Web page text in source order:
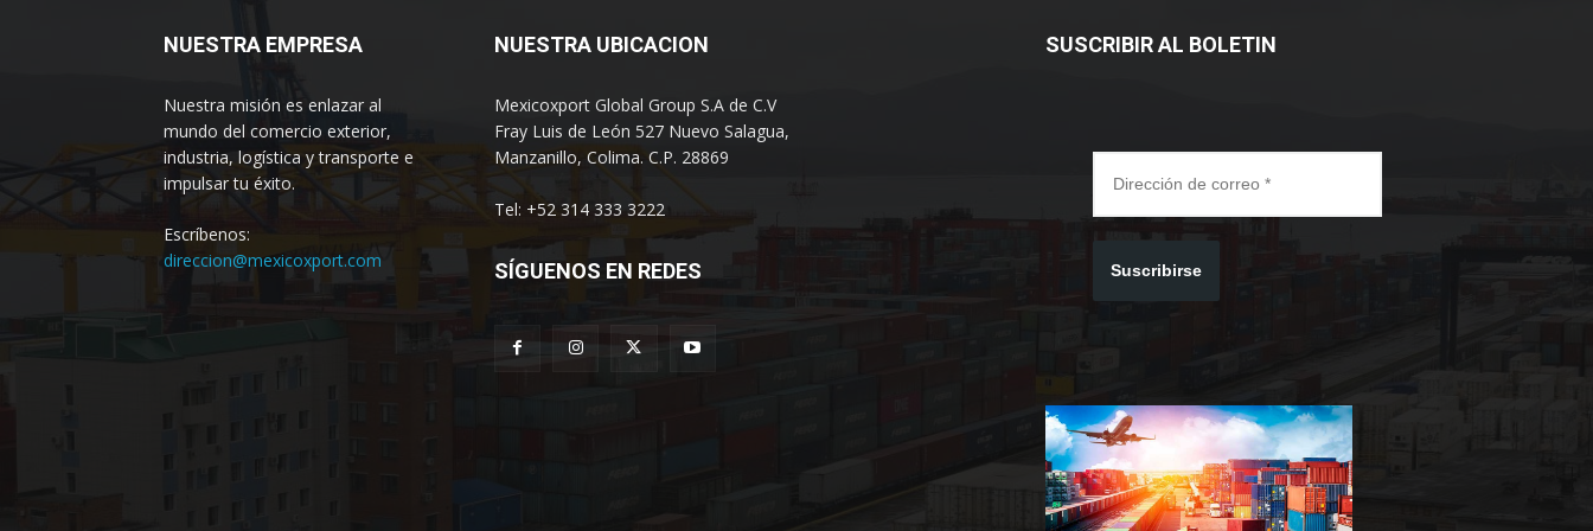
NUESTRA EMPRESA
Nuestra misión es enlazar al
mundo del comercio exterior,
industria, logística y transporte e
impulsar tu éxito.
Escríbenos:
direccion@mexicoxport.com
NUESTRA UBICACION
Mexicoxport Global Group S.A de C.V
Fray Luis de León 527 Nuevo Salagua,
Manzanillo, Colima. C.P. 28869
Tel: +52 314 333 3222
SÍGUENOS EN REDES
SUSCRIBIR AL BOLETIN
Suscribirse